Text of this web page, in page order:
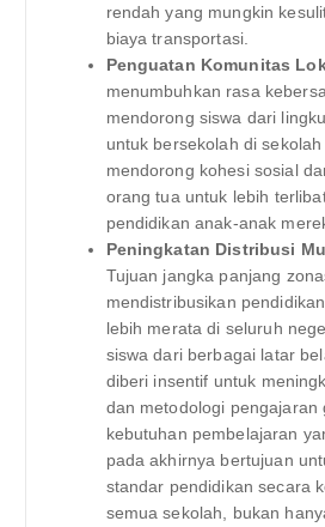
rendah yang mungkin
biaya transportasi.
Penguatan Komunitas
menumbuhkan rasa
mendorong siswa dari
untuk bersekolah di
mendorong kohesi sosial
orang tua untuk lebih
pendidikan anak-anak
Peningkatan Distribusi
Tujuan jangka panjang
mendistribusikan
lebih merata di seluruh
siswa dari berbagai latar
diberi insentif untuk
dan metodologi pengajaran
kebutuhan pembelajaran
pada akhirnya bertujuan
standar pendidikan secara
semua sekolah, bukan